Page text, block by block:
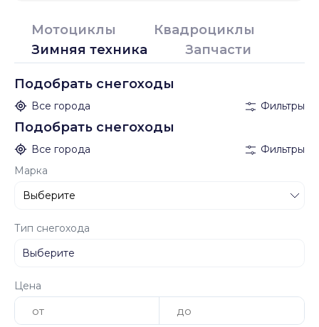
Мотоциклы
Квадроциклы
Зимняя техника
Запчасти
Подобрать снегоходы
Все города Фильтры
Подобрать снегоходы
Все города
Фильтры
Марка
Тип снегохода
Цена